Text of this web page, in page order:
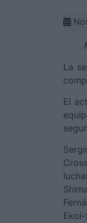
La
El